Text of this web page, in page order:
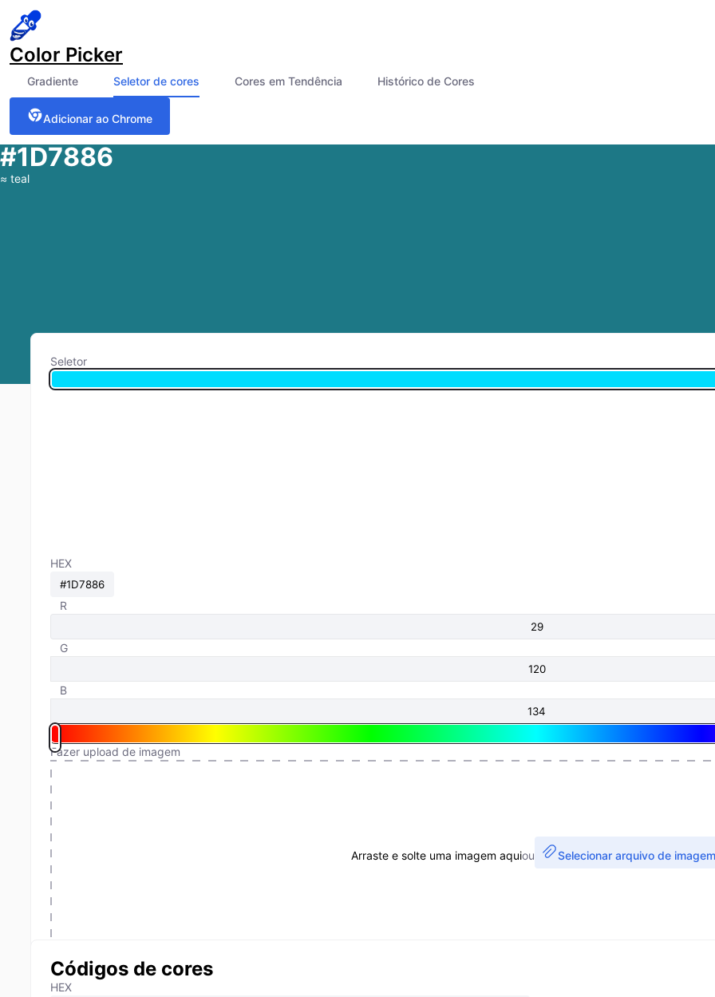
Color Picker
Gradiente Seletor de cores Cores em Tendência Histórico de Cores
Adicionar ao Chrome
#1D7886
≈ teal
Seletor
HEX
R
G
B
Fazer upload de imagem
Arraste e solte uma imagem aquiou Selecionar arquivo de imagem
Códigos de cores
HEX